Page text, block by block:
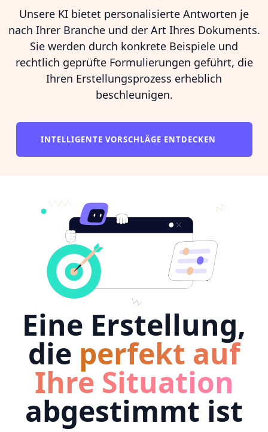
Unsere KI bietet personalisierte Antworten je
nach Ihrer Branche und der Art Ihres Dokuments.
Sie werden durch konkrete Beispiele und
rechtlich geprüfte Formulierungen geführt, die
Ihren Erstellungsprozess erheblich
beschleunigen.
INTELLIGENTE VORSCHLÄGE ENTDECKEN
Eine Erstellung,
die perfekt auf
Ihre Situation
abgestimmt ist